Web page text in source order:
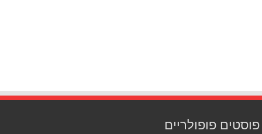
פוסטים פופולריים